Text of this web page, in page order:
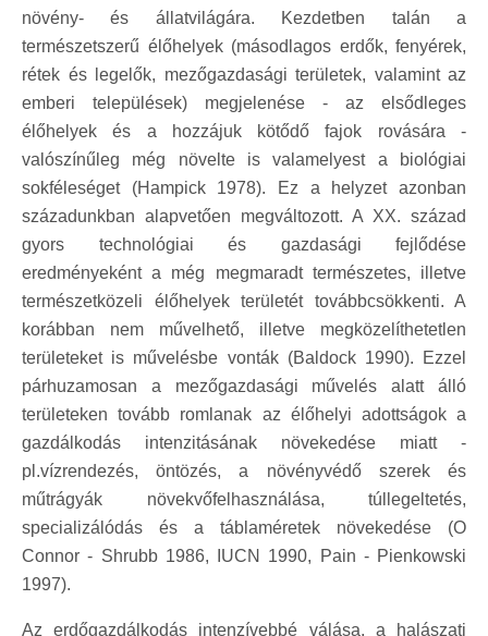
növény- és állatvilágára. Kezdetben talán a
természetszerű élőhelyek (másodlagos erdők, fenyérek,
rétek és legelők, mezőgazdasági területek, valamint az
emberi települések) megjelenése - az elsődleges
élőhelyek és a hozzájuk kötődő fajok rovására -
valószínűleg még növelte is valamelyest a biológiai
sokféleséget (Hampick 1978). Ez a helyzet azonban
századunkban alapvetően megváltozott. A XX. század
gyors technológiai és gazdasági fejlődése
eredményeként a még megmaradt természetes, illetve
természetközeli élőhelyek területét továbbcsökkenti. A
korábban nem művelhető, illetve megközelíthetetlen
területeket is művelésbe vonták (Baldock 1990). Ezzel
párhuzamosan a mezőgazdasági művelés alatt álló
területeken tovább romlanak az élőhelyi adottságok a
gazdálkodás intenzitásának növekedése miatt -
pl.vízrendezés, öntözés, a növényvédő szerek és
műtrágyák növekvőfelhasználása, túllegeltetés,
specializálódás és a táblaméretek növekedése (O
Connor - Shrubb 1986, IUCN 1990, Pain - Pienkowski
1997).
Az erdőgazdálkodás intenzívebbé válása, a halászati